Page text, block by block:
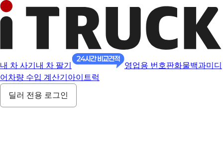
내 차 사기 내 차 팔기 영업용 번호판화물백과미디
어 차량 수입 계산기 아이트럭
딜러 전용 로그인